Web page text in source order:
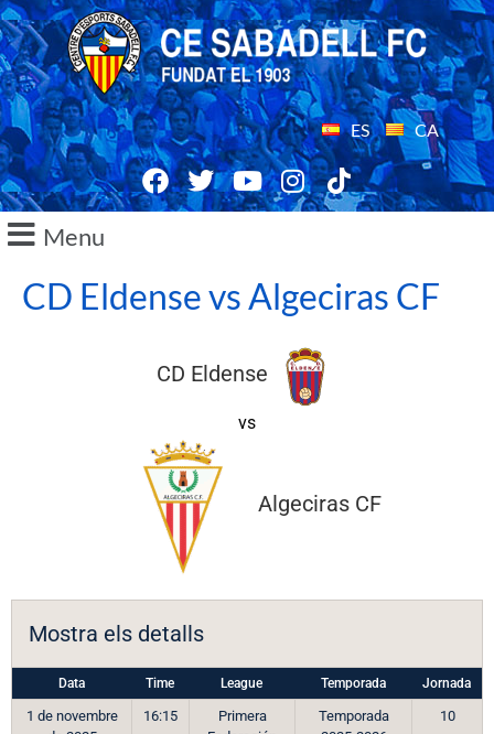
ES CA
Menu
CD Eldense vs Algeciras CF
CD Eldense
vs
Algeciras CF
Mostra els detalls
Data Time League Temporada Jornada
1 de novembre
16:15
Primera
Temporada
10